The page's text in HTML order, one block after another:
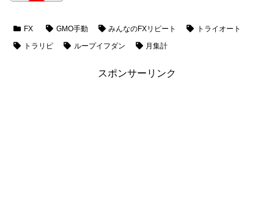
FX GMO手動 みんなのFXリピート
トライオート
トラリピ
ループイフダン 月集計
スポンサーリンク